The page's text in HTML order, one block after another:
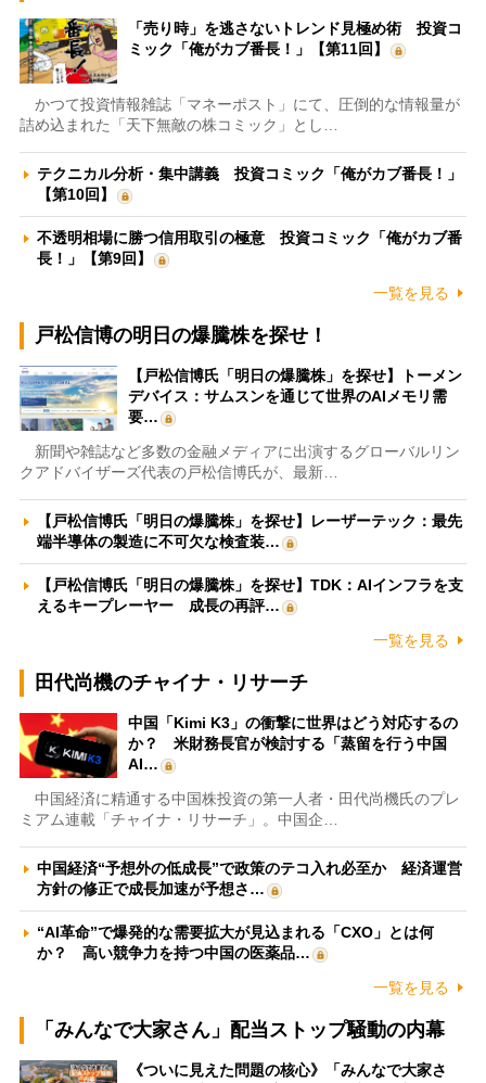
「売り時」を逃さないトレンド見極め術 投資コ
ミック「俺がカブ番長！」【第11回】
かつて投資情報雑誌「マネーポスト」にて、圧倒的な情報量が
詰め込まれた「天下無敵の株コミック」とし…
テクニカル分析・集中講義 投資コミック「俺がカブ番長！」
【第10回】
不透明相場に勝つ信用取引の極意 投資コミック「俺がカブ番
長！」【第9回】
一覧を見る
戸松信博の明日の爆騰株を探せ！
【戸松信博氏「明日の爆騰株」を探せ】トーメン
デバイス：サムスンを通じて世界のAIメモリ需
要…
新聞や雑誌など多数の金融メディアに出演するグローバルリン
クアドバイザーズ代表の戸松信博氏が、最新…
【戸松信博氏「明日の爆騰株」を探せ】レーザーテック：最先
端半導体の製造に不可欠な検査装…
【戸松信博氏「明日の爆騰株」を探せ】TDK：AIインフラを支
えるキープレーヤー 成長の再評…
一覧を見る
田代尚機のチャイナ・リサーチ
中国「Kimi K3」の衝撃に世界はどう対応するの
か？ 米財務長官が検討する「蒸留を行う中国
AI…
中国経済に精通する中国株投資の第一人者・田代尚機氏のプレ
ミアム連載「チャイナ・リサーチ」。中国企…
中国経済“予想外の低成長”で政策のテコ入れ必至か 経済運営
方針の修正で成長加速が予想さ…
“AI革命”で爆発的な需要拡大が見込まれる「CXO」とは何
か？ 高い競争力を持つ中国の医薬品…
一覧を見る
「みんなで大家さん」配当ストップ騒動の内幕
《ついに見えた問題の核心》「みんなで大家さ